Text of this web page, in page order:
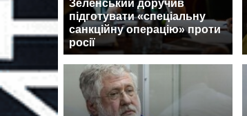
Зеленський доручив
підготувати «спеціальну
санкційну операцію» проти
росії